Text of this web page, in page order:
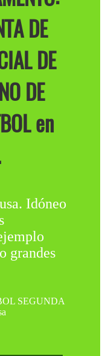
DE
DE
DE
en
Idóneo
grandes